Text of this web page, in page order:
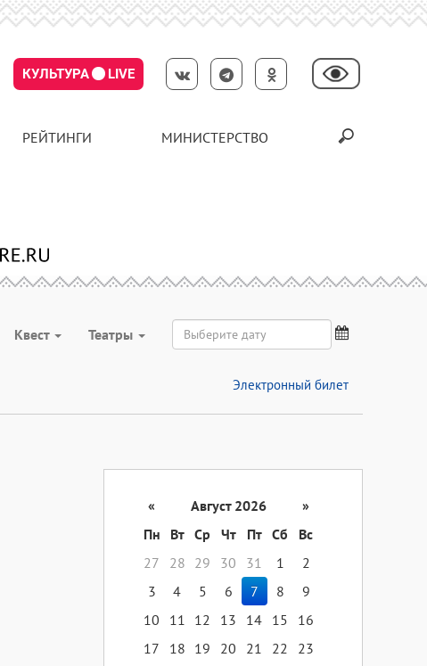
КУЛЬТУРА LIVE
РЕЙТИНГИ МИНИСТЕРСТВО
Квест Театры
Электронный билет
« Август 2026
»
Пн
Вт Ср Чт Пт Сб
Вс
27
28 29 30 31 1
2
3
4 5 6 7 8
9
10
11 12 13 14 15
16
17
18 19 20 21 22
23